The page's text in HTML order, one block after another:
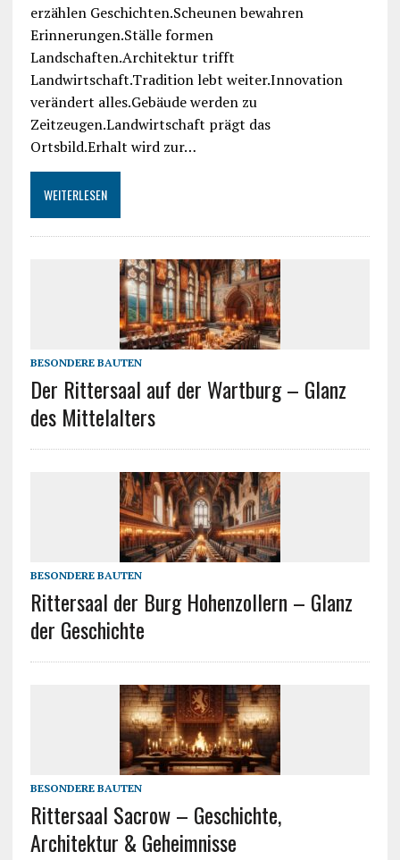
erzählen Geschichten.Scheunen bewahren
Erinnerungen.Ställe formen
Landschaften.Architektur trifft
Landwirtschaft.Tradition lebt weiter.Innovation
verändert alles.Gebäude werden zu
Zeitzeugen.Landwirtschaft prägt das
Ortsbild.Erhalt wird zur…
WEITERLESEN
BESONDERE BAUTEN
Der Rittersaal auf der Wartburg – Glanz
des Mittelalters
BESONDERE BAUTEN
Rittersaal der Burg Hohenzollern – Glanz
der Geschichte
BESONDERE BAUTEN
Rittersaal Sacrow – Geschichte,
Architektur & Geheimnisse